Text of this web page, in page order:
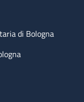
di Bologna